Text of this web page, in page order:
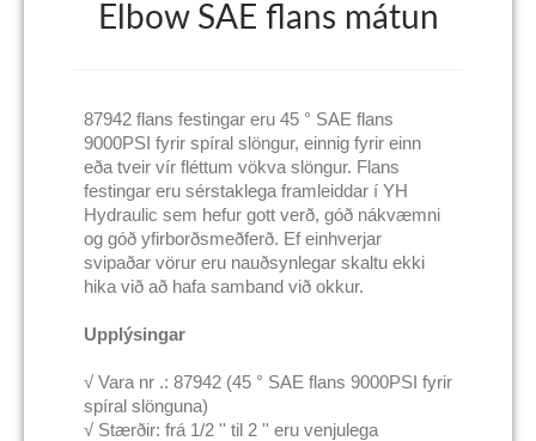
Elbow SAE flans mátun
87942 flans festingar eru 45 ° SAE flans
9000PSI fyrir spíral slöngur, einnig fyrir einn
eða tveir vír fléttum vökva slöngur. Flans
festingar eru sérstaklega framleiddar í YH
Hydraulic sem hefur gott verð, góð nákvæmni
og góð yfirborðsmeðferð. Ef einhverjar
svipaðar vörur eru nauðsynlegar skaltu ekki
hika við að hafa samband við okkur.
Upplýsingar
√ Vara nr .: 87942 (45 ° SAE flans 9000PSI fyrir
spíral slönguna)
√ Stærðir: frá 1/2 '' til 2 '' eru venjulega